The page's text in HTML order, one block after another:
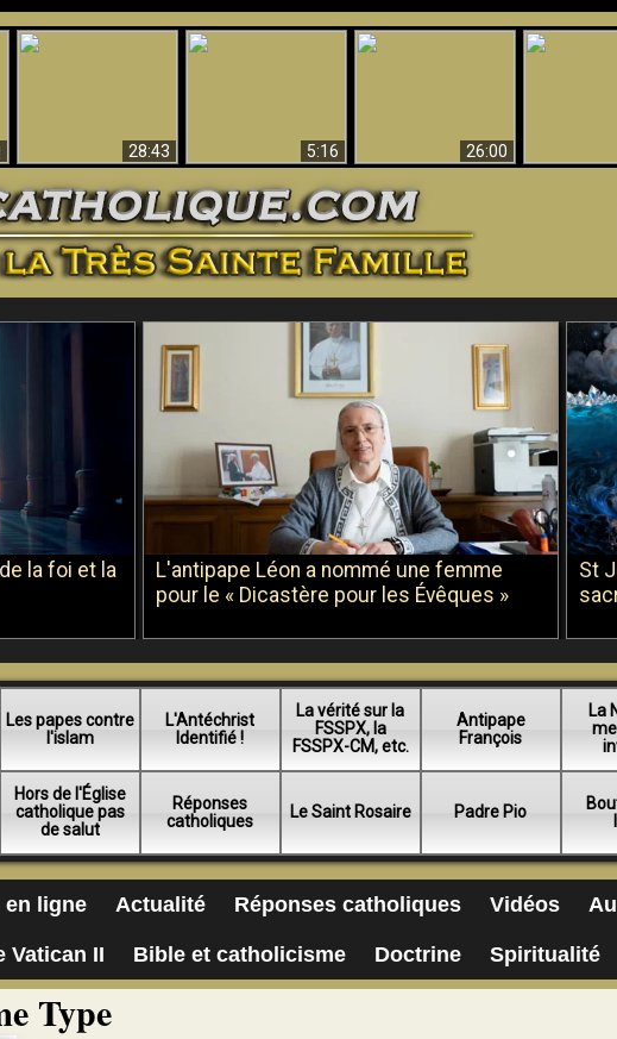
28:43
5:16
26:00
la foi et la
L'antipape Léon a nommé une femme
pour le « Dicastère pour les Évêques »
St
Les papes contre
l'islam
L'Antéchrist
Identifié !
La vérité sur la
FSSPX, la
FSSPX-CM, etc.
Antipape
François
La
Hors de l'Église
catholique pas
de salut
Réponses
catholiques
Le Saint Rosaire Padre Pio
en ligne Actualité Réponses catholiques Vidéos
Vatican II Bible et catholicisme Doctrine Spiritualité
Type